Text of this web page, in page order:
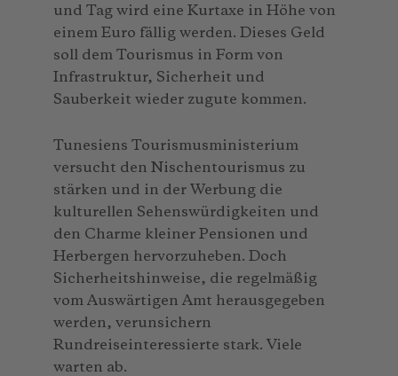
und Tag wird eine Kurtaxe in Höhe von
einem Euro fällig werden. Dieses Geld
soll dem Tourismus in Form von
Infrastruktur, Sicherheit und
Sauberkeit wieder zugute kommen.
Tunesiens Tourismusministerium
versucht den Nischentourismus zu
stärken und in der Werbung die
kulturellen Sehenswürdigkeiten und
den Charme kleiner Pensionen und
Herbergen hervorzuheben. Doch
Sicherheitshinweise, die regelmäßig
vom Auswärtigen Amt herausgegeben
werden, verunsichern
Rundreiseinteressierte stark. Viele
warten ab.